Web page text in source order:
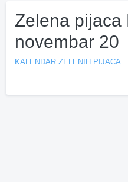
Zelena pijaca
novembar 20
KALENDAR ZELENIH PIJACA